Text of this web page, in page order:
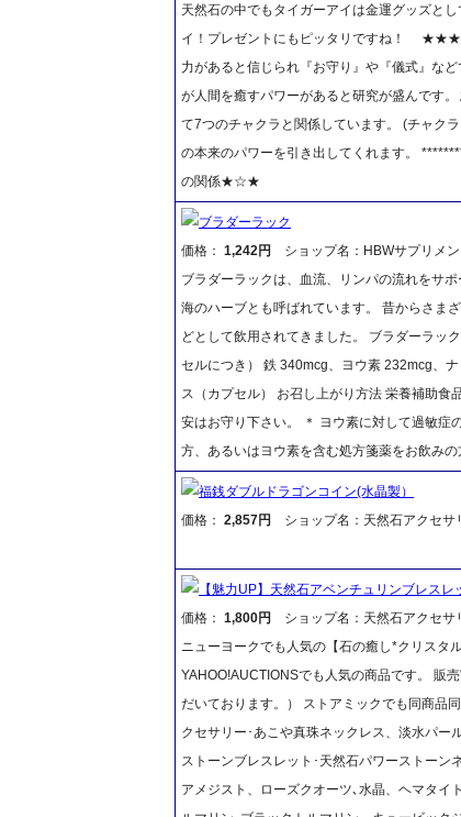
天然石の中でもタイガーアイは金運グッズと
イ！プレゼントにもピッタリですね！ ★★★
力があると信じられ『お守り』や『儀式』な
が人間を癒すパワーがあると研究が盛んです
て7つのチャクラと関係しています。 (チャク
の本来のパワーを引き出してくれます。
の関係★☆★
ブラダーラック
価格： 1,242円
ショップ名：HBWサプリメン
ブラダーラックは、血流、リンパの流れをサ
海のハーブとも呼ばれています。 昔からさま
どとして飲用されてきました。 ブラダーラッ
セルにつき） 鉄 340mcg、ヨウ素 232mcg、
ス（カプセル） お召し上がり方法 栄養補助食
安はお守り下さい。 ＊ ヨウ素に対して過敏症
方、あるいはヨウ素を含む処方箋薬をお飲み
福銭ダブルドラゴンコイン(水晶製）
価格： 2,857円 ショップ名：天然石アクセサ
【魅力UP】天然石アベンチュリンブレスレ
価格： 1,800円
ショップ名：天然石アクセサ
ニューヨークでも人気の【石の癒し*クリスタ
YAHOO!AUCTIONSでも人気の商品です。 販
だいております。） ストアミックでも同商品
クセサリー･あこや真珠ネックレス、淡水パー
ストーンブレスレット･天然石パワーストーン
アメジスト、ローズクオーツ､水晶、ヘマタイ